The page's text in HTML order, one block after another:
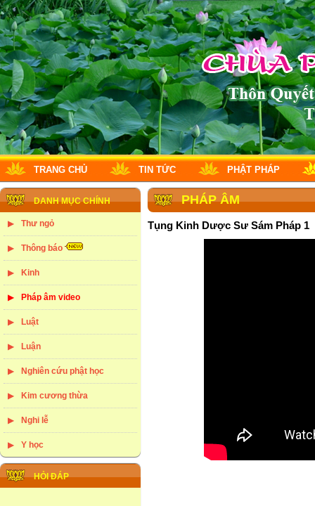
TRANG CHỦ TIN TỨC PHẬT PHÁP
DANH MỤC CHÍNH
Thư ngỏ
Thông báo
Kinh
Pháp âm video
Luật
Luận
Nghiên cứu phật học
Kim cương thừa
Nghi lễ
Y học
HỎI ĐÁP
PHÁP ÂM
Tụng Kinh Dược Sư Sám Pháp 1